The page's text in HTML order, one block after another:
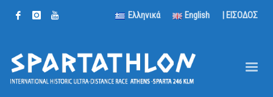
Ελληνικά English | ΕΙΣΟΔΟΣ